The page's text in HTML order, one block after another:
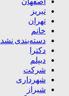
تبریز
تهران
خانم
دسته‌بندی
دکترا
دیپلم
شرکت
شهرداری
شیراز